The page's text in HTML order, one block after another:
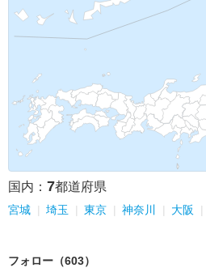
国内： 7都道府県
宮城 埼玉 東京 神奈川 大阪
フォロー（603）